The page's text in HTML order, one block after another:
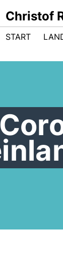
Christof
START